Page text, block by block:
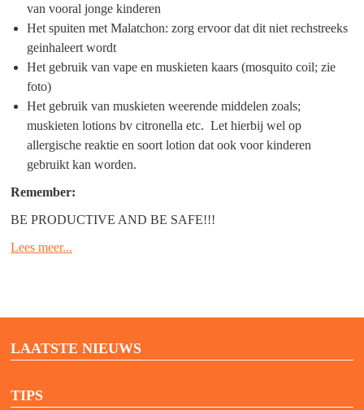
van vooral jonge kinderen
Het spuiten met Malatchon: zorg ervoor dat dit niet rechstreeks
geinhaleert wordt
Het gebruik van vape en muskieten kaars (mosquito coil; zie
foto)
Het gebruik van muskieten weerende middelen zoals;
muskieten lotions bv citronella etc. Let hierbij wel op
allergische reaktie en soort lotion dat ook voor kinderen
gebruikt kan worden.
Remember:
BE PRODUCTIVE AND BE SAFE!!!
Lees meer...
LAATSTE NIEUWS
TIPS